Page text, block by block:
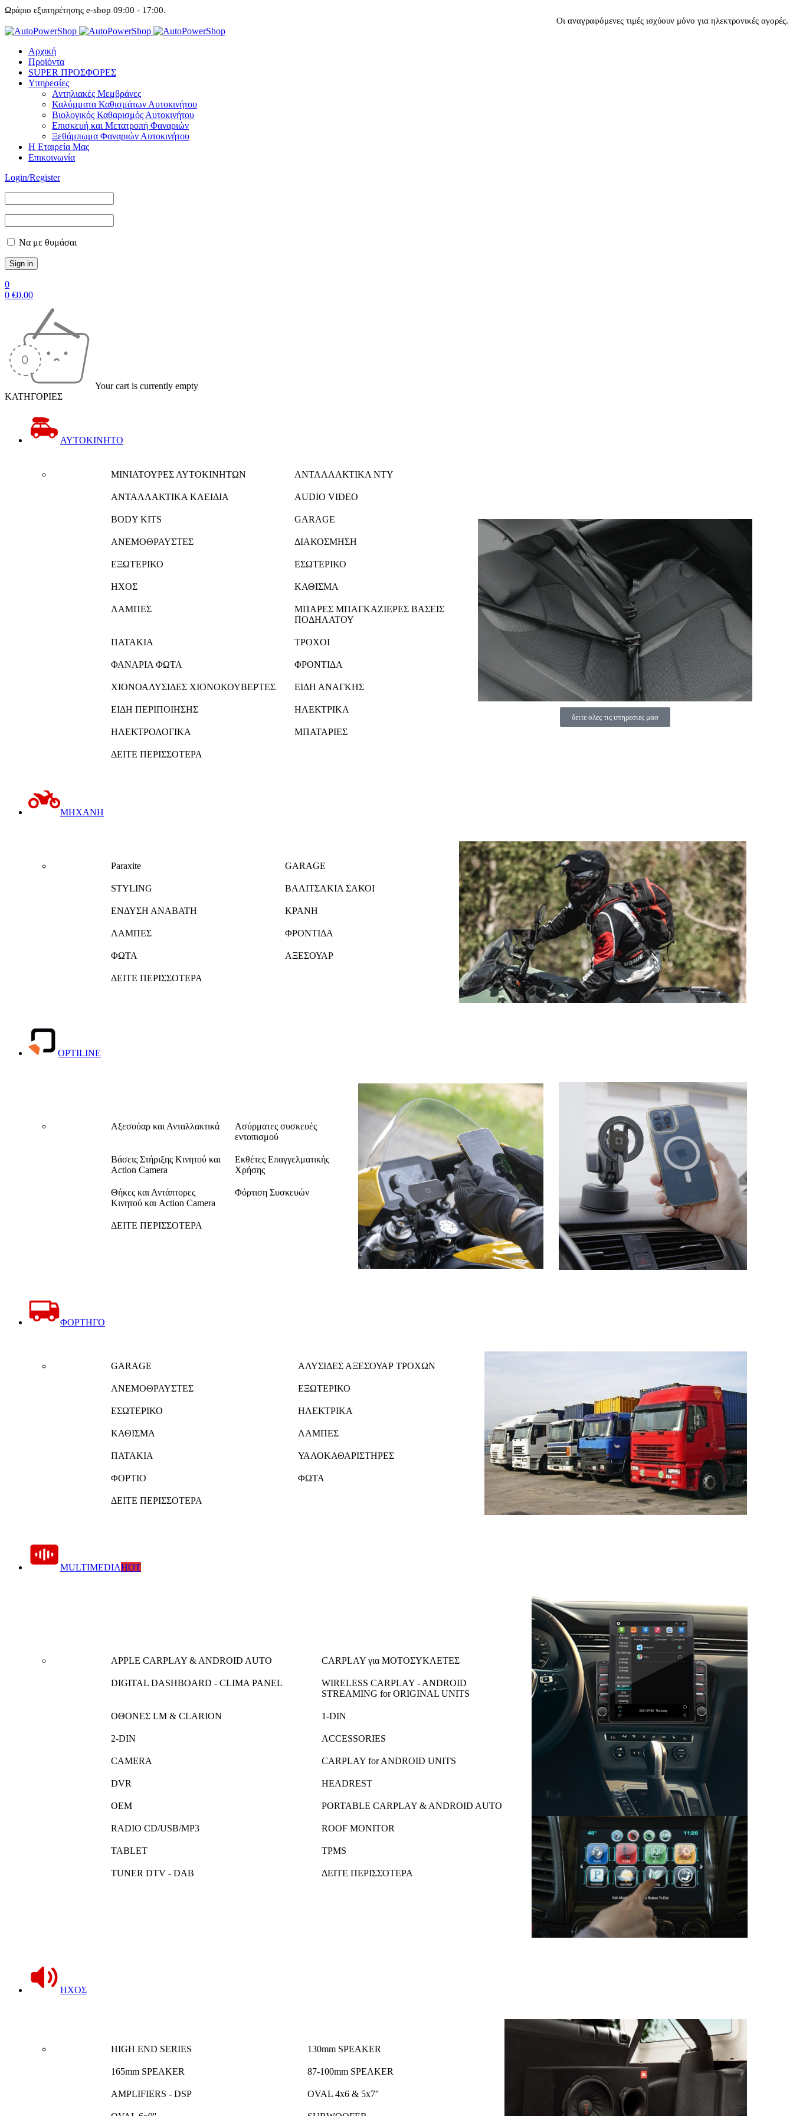
Ωράριο εξυπηρέτησης e-shop 09:00 - 17:00.
Οι αναγραφόμενες τιμές ισχύουν μόνο για ηλεκτρονικές αγορές.
Αρχική
Προϊόντα
SUPER ΠΡΟΣΦΟΡΕΣ
Υπηρεσίες
Αντηλιακές Μεμβράνες
Καλύμματα Καθισμάτων Αυτοκινήτου
Βιολογικός Καθαρισμός Αυτοκινήτου
Επισκευή και Μετατροπή Φαναριών
Ξεθάμπωμα Φαναριών Αυτοκινήτου
Η Εταιρεία Μας
Επικοινωνία
Login/Register
Να με θυμάσαι
0
0 €0.00
Your cart is currently empty
ΚΑΤΗΓΟΡΙΕΣ
ΑΥΤΟΚΙΝΗΤΟ
ΜΙΝΙΑΤΟΥΡΕΣ ΑΥΤΟΚΙΝΗΤΩΝ ΑΝΤΑΛΛΑΚΤΙΚΑ NTY
ΑΝΤΑΛΛΑΚΤΙΚΑ ΚΛΕΙΔΙΑ AUDIO VIDEO
BODY KITS GARAGE
ΑΝΕΜΟΘΡΑΥΣΤΕΣ ΔΙΑΚΟΣΜΗΣΗ
ΕΞΩΤΕΡΙΚΟ ΕΣΩΤΕΡΙΚΟ
ΗΧΟΣ ΚΑΘΙΣΜΑ
ΛΑΜΠΕΣ
ΜΠΑΡΕΣ ΜΠΑΓΚΑΖΙΕΡΕΣ ΒΑΣΕΙΣ
ΠΟΔΗΛΑΤΟΥ
ΠΑΤΑΚΙΑ ΤΡΟΧΟΙ
ΦΑΝΑΡΙΑ ΦΩΤΑ ΦΡΟΝΤΙΔΑ
ΧΙΟΝΟΑΛΥΣΙΔΕΣ ΧΙΟΝΟΚΟΥΒΕΡΤΕΣ ΕΙΔΗ ΑΝΑΓΚΗΣ
ΕΙΔΗ ΠΕΡΙΠΟΙΗΣΗΣ ΗΛΕΚΤΡΙΚΑ
ΗΛΕΚΤΡΟΛΟΓΙΚΑ ΜΠΑΤΑΡΙΕΣ
ΔΕΙΤΕ ΠΕΡΙΣΣΟΤΕΡΑ
δειτε ολες τις υπηρεσιες μασ
ΜΗΧΑΝΗ
Paraxite GARAGE
STYLING ΒΑΛΙΤΣΑΚΙΑ ΣΑΚΟΙ
ΕΝΔΥΣΗ ΑΝΑΒΑΤΗ ΚΡΑΝΗ
ΛΑΜΠΕΣ ΦΡΟΝΤΙΔΑ
ΦΩΤΑ ΑΞΕΣΟΥΑΡ
ΔΕΙΤΕ ΠΕΡΙΣΣΟΤΕΡΑ
OPTILINE
Αξεσούαρ και Ανταλλακτικά
Ασύρματες συσκευές
εντοπισμού
Βάσεις Στήριξης Κινητού και
Action Camera
Εκθέτες Επαγγελματικής
Χρήσης
Θήκες και Αντάπτορες
Κινητού και Action Camera
Φόρτιση Συσκευών
ΔΕΙΤΕ ΠΕΡΙΣΣΟΤΕΡΑ
ΦΟΡΤΗΓΟ
GARAGE ΑΛΥΣΙΔΕΣ ΑΞΕΣΟΥΑΡ ΤΡΟΧΩΝ
ΑΝΕΜΟΘΡΑΥΣΤΕΣ ΕΞΩΤΕΡΙΚΟ
ΕΣΩΤΕΡΙΚΟ ΗΛΕΚΤΡΙΚΑ
ΚΑΘΙΣΜΑ ΛΑΜΠΕΣ
ΠΑΤΑΚΙΑ ΥΑΛΟΚΑΘΑΡΙΣΤΗΡΕΣ
ΦΟΡΤΙΟ ΦΩΤΑ
ΔΕΙΤΕ ΠΕΡΙΣΣΟΤΕΡΑ
MULTIMEDIAHOT
APPLE CARPLAY & ANDROID AUTO CARPLAY για ΜΟΤΟΣΥΚΛΕΤΕΣ
DIGITAL DASHBOARD - CLIMA PANEL
WIRELESS CARPLAY - ANDROID
STREAMING for ORIGINAL UNITS
ΟΘΟΝΕΣ LM & CLARION 1-DIN
2-DIN ACCESSORIES
CAMERA CARPLAY for ANDROID UNITS
DVR HEADREST
OEM PORTABLE CARPLAY & ANDROID AUTO
RADIO CD/USB/MP3 ROOF MONITOR
TABLET TPMS
TUNER DTV - DAB ΔΕΙΤΕ ΠΕΡΙΣΣΟΤΕΡΑ
ΗΧΟΣ
HIGH END SERIES 130mm SPEAKER
165mm SPEAKER 87-100mm SPEAKER
AMPLIFIERS - DSP OVAL 4x6 & 5x7''